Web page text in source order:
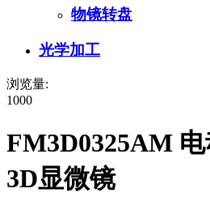
物镜转盘
光学加工
浏览量:
1000
FM3D0325AM
3D显微镜